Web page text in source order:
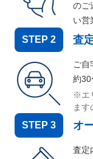
のご
い営
STEP 2 査
ご自
約30
※エ
ます
STEP 3 オ
査定